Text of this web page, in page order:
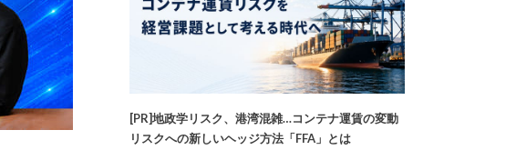
[PR]地政学リスク、港湾混雑…コンテナ運賃の変動
リスクへの新しいヘッジ方法「FFA」とは